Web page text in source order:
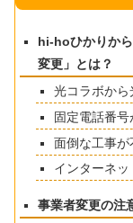
hi-hoひかりか
変更」とは？
光コラボから
固定電話番
面倒な工事が
インターネ
事業者変更の注